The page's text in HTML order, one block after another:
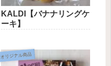
KALDI【バナナリングケ
ーキ】
オリジナル商品